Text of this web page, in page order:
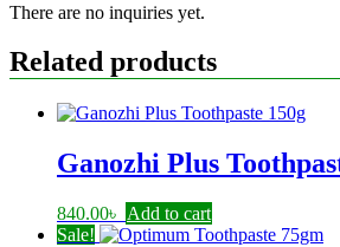
There are no inquiries yet.
Related products
Ganozhi Plus
840.00৳ Add to cart
Sale!